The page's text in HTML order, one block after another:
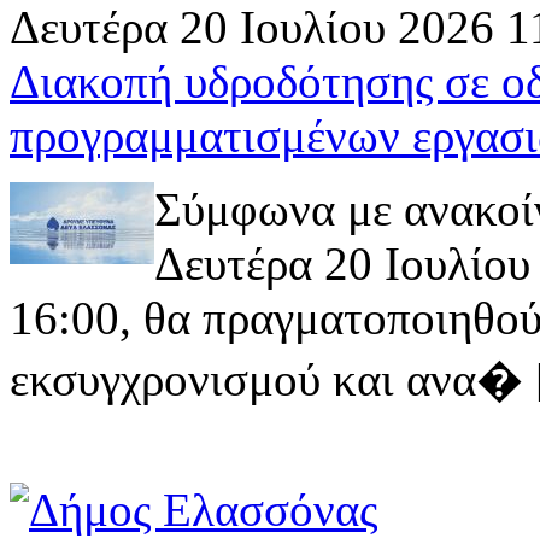
Δευτέρα 20 Ιουλίου 2026
Διακοπή υδροδότησης σε
προγραμματισμένων
Σύμφωνα με
Δευτέρα 20
16:00, θα
εκσυγχρονισμού και